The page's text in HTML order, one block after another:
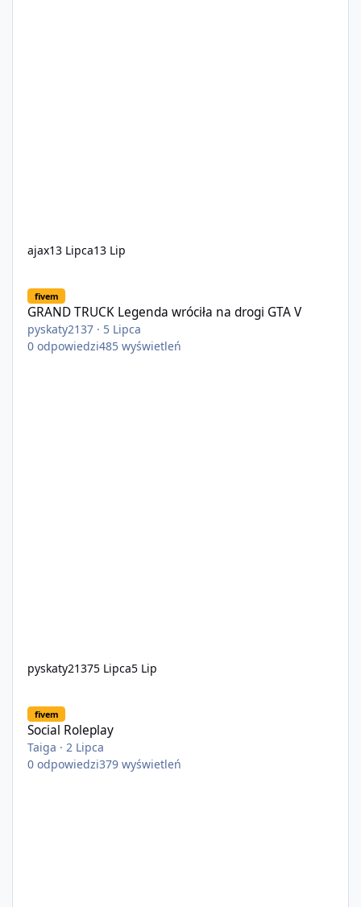
ajax13 Lipca13 Lip
fivem
GRAND TRUCK Legenda wróciła na drogi GTA V
pyskaty2137 · 5 Lipca
0 odpowiedzi485 wyświetleń
pyskaty21375 Lipca5 Lip
fivem
Social Roleplay
Taiga ·2 Lipca
0 odpowiedzi379 wyświetleń